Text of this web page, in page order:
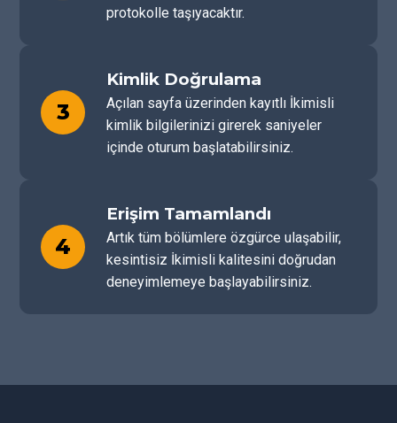
protokolle taşıyacaktır.
3
Kimlik Doğrulama
Açılan sayfa üzerinden kayıtlı İkimisli
kimlik bilgilerinizi girerek saniyeler
içinde oturum başlatabilirsiniz.
4
Erişim Tamamlandı
Artık tüm bölümlere özgürce ulaşabilir,
kesintisiz İkimisli kalitesini doğrudan
deneyimlemeye başlayabilirsiniz.